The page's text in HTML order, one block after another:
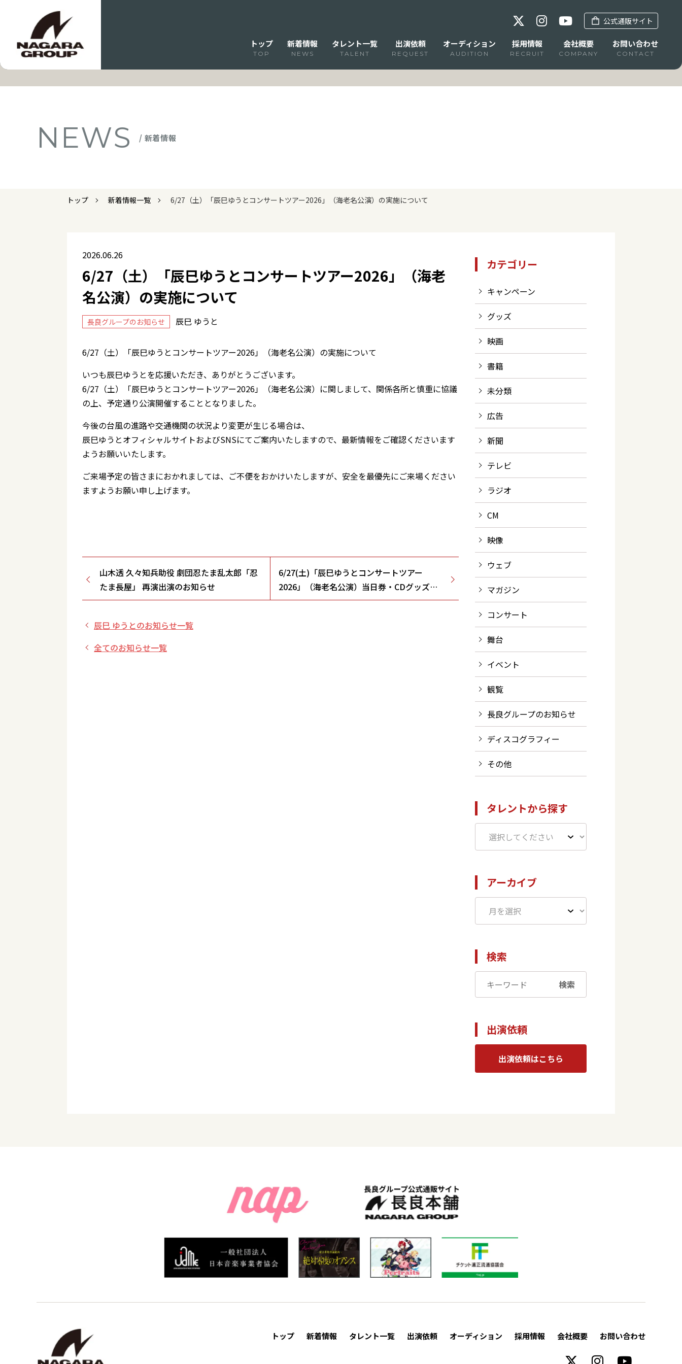
公式通販サイト
トップ
TOP
新着情報
NEWS
タレント一覧
TALENT
出演依頼
REQUEST
オーディション
AUDITION
採用情報
RECRUIT
会社概要
COMPANY
お問い合わせ
CONTACT
NEWS / 新着情報
トップ 新着情報一覧 6/27（土）「辰巳ゆうとコンサートツアー2026」（海老名公演）の実施について
2026.06.26
6/27（土）「辰巳ゆうとコンサートツアー2026」（海老
名公演）の実施について
長良グループのお知らせ 辰巳 ゆうと
6/27（土）「辰巳ゆうとコンサートツアー2026」（海老名公演）の実施について
いつも辰巳ゆうとを応援いただき、ありがとうございます。
6/27（土）「辰巳ゆうとコンサートツアー2026」（海老名公演）に関しまして、関係各所と慎重に協議
の上、予定通り公演開催することとなりました。
今後の台風の進路や交通機関の状況より変更が生じる場合は、
辰巳ゆうとオフィシャルサイトおよびSNSにてご案内いたしますので、最新情報をご確認くださいます
ようお願いいたします。
ご来場予定の皆さまにおかれましては、ご不便をおかけいたしますが、安全を最優先にご来場ください
ますようお願い申し上げます。
山木透 久々知兵助役 劇団忍たま乱太郎「忍
たま長屋」 再演出演のお知らせ
6/27(土)「辰巳ゆうとコンサートツアー
2026」（海老名公演）当日券・CDグッズ先
行販売&ファンクラブ入会キャンペーンのお
辰巳 ゆうとのお知らせ一覧
全てのお知らせ一覧
カテゴリー
キャンペーン
グッズ
映画
書籍
未分類
広告
新聞
テレビ
ラジオ
CM
映像
ウェブ
マガジン
コンサート
舞台
イベント
観覧
長良グループのお知らせ
ディスコグラフィー
その他
タレントから探す
アーカイブ
検索
検索
出演依頼
出演依頼はこちら
トップ 新着情報 タレント一覧 出演依頼 オーディション 採用情報 会社概要 お問い合わせ